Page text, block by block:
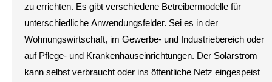
zu errichten. Es gibt verschiedene Betreibermodelle für
unterschiedliche Anwendungsfelder. Sei es in der
Wohnungswirtschaft, im Gewerbe- und Industriebereich oder
auf Pflege- und Krankenhauseinrichtungen. Der Solarstrom
kann selbst verbraucht oder ins öffentliche Netz eingespeist